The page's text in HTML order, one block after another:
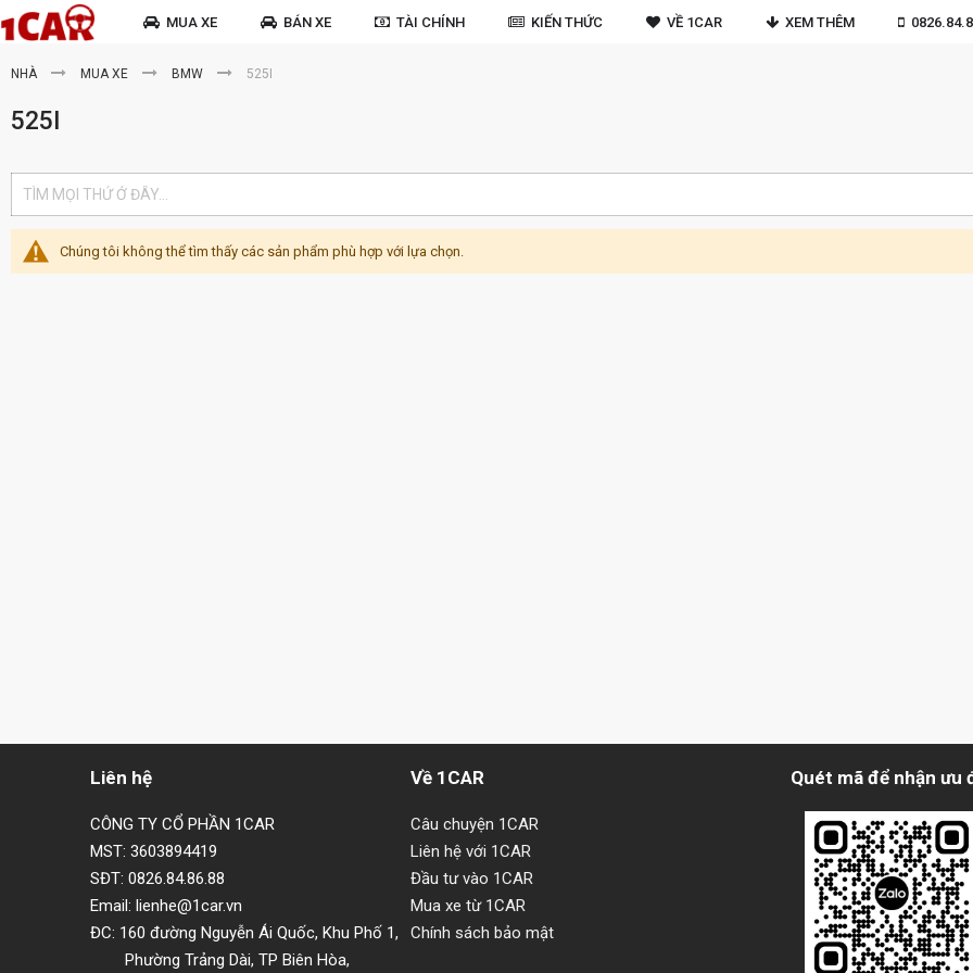
MUA XE BÁN XE TÀI CHÍNH KIẾN THỨC VỀ 1CAR XEM THÊM
NHÀ MUA XE BMW 525I
525I
Chúng tôi không thể tìm thấy các sản phẩm phù hợp với lựa chọn.
Liên hệ
CÔNG TY CỔ PHẦN 1CAR
MST: 3603894419
SĐT: 0826.84.86.88
Email: lienhe@1car.vn
ĐC: 160 đường Nguyễn Ái Quốc, Khu Phố 1,
Phường Trảng Dài, TP Biên Hòa,
Về 1CAR
Câu chuyện 1CAR
Liên hệ với 1CAR
Đầu tư vào 1CAR
Mua xe từ 1CAR
Chính sách bảo mật
Quét mã để nhận ưu